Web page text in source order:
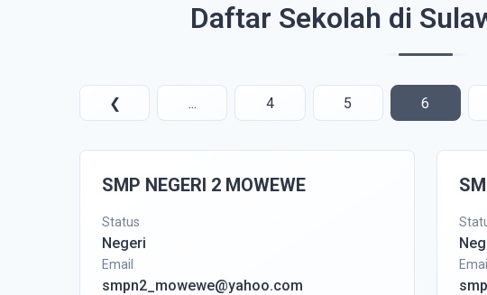
Daftar Sekolah di
❮ ... 4 5 6
SMP NEGERI 2 MOWEWE
Status
Negeri
Email
smpn2_mowewe@yahoo.com
Email